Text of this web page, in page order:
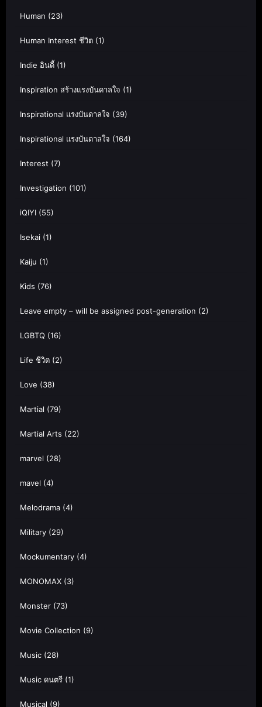
Human (23)
Human Interest ชีวิต (1)
Indie อินดี้ (1)
Inspiration สร้างแรงบันดาลใจ (1)
Inspirational แรงบันดาลใจ (39)
Inspirational แรงบันดาลใจ (164)
Interest (7)
Investigation (101)
iQIYI (55)
Isekai (1)
Kaiju (1)
Kids (76)
Leave empty – will be assigned post-generation (2)
LGBTQ (16)
Life ชีวิต (2)
Love (38)
Martial (79)
Martial Arts (22)
marvel (28)
mavel (4)
Melodrama (4)
Military (29)
Mockumentary (4)
MONOMAX (3)
Monster (73)
Movie Collection (9)
Music (28)
Music ดนตรี (1)
Musical (9)